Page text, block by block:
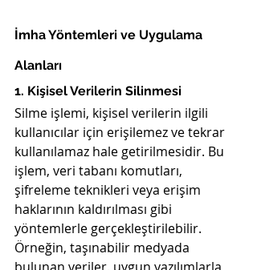
İmha Yöntemleri ve Uygulama
Alanları
1. Kişisel Verilerin Silinmesi
Silme işlemi, kişisel verilerin ilgili
kullanıcılar için erişilemez ve tekrar
kullanılamaz hale getirilmesidir. Bu
işlem, veri tabanı komutları,
şifreleme teknikleri veya erişim
haklarının kaldırılması gibi
yöntemlerle gerçekleştirilebilir.
Örneğin, taşınabilir medyada